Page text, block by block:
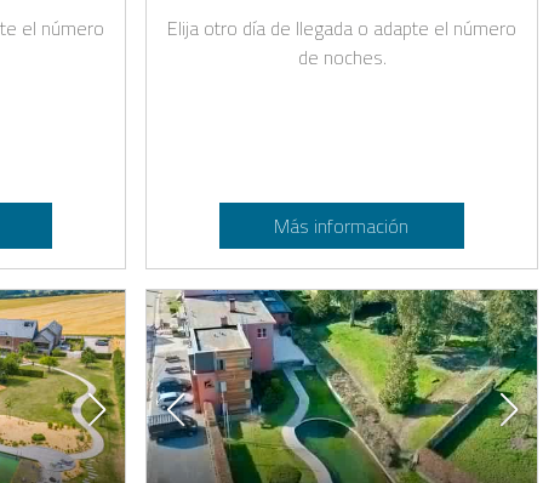
el número
Elija otro día de llegada o adapte el número
de noches.
Más información